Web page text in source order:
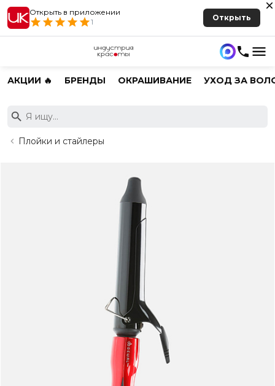
Открыть в приложении
1
Открыть
АКЦИИ 🔥 БРЕНДЫ ОКРАШИВАНИЕ УХОД ЗА
Плойки и стайлеры